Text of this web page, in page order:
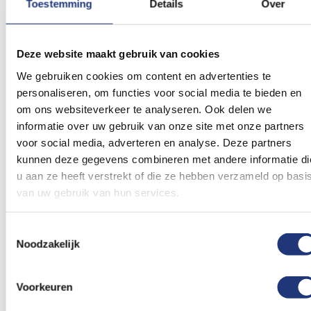
Toestemming Details Over
Deze website maakt gebruik van cookies
We gebruiken cookies om content en advertenties te
personaliseren, om functies voor social media te bieden en
om ons websiteverkeer te analyseren. Ook delen we
informatie over uw gebruik van onze site met onze partners
voor social media, adverteren en analyse. Deze partners
kunnen deze gegevens combineren met andere informatie
u aan ze heeft verstrekt of die ze hebben verzameld op
van uw gebruik van hun services.
Noodzakelijk
Voorkeuren
150x225cm
36,32
Voor 16:00 besteld, dezelfde
dag verzonden
In winkelmand
Drentse vlag 150x225cm
44,59
Voor 16:00 besteld, dezelfde
dag verzonden
In winkelmand
Voeg
toe
aan
verlanglijst
Glanspoly 115gr/m2
150x225cm
Voeg
toe
aan